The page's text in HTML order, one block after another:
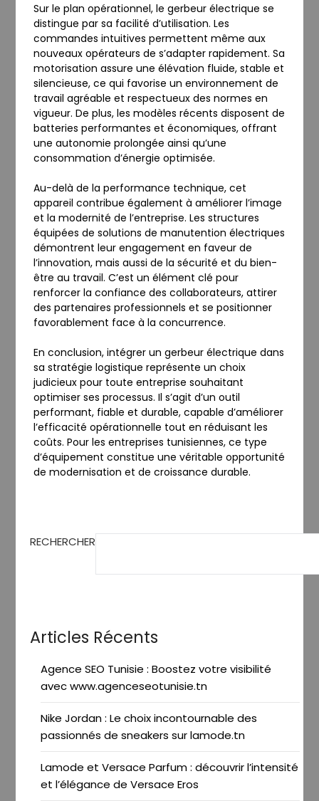
Sur le plan opérationnel, le gerbeur électrique se
distingue par sa facilité d’utilisation. Les
commandes intuitives permettent même aux
nouveaux opérateurs de s’adapter rapidement. Sa
motorisation assure une élévation fluide, stable et
silencieuse, ce qui favorise un environnement de
travail agréable et respectueux des normes en
vigueur. De plus, les modèles récents disposent de
batteries performantes et économiques, offrant
une autonomie prolongée ainsi qu’une
consommation d’énergie optimisée.
Au-delà de la performance technique, cet
appareil contribue également à améliorer l’image
et la modernité de l’entreprise. Les structures
équipées de solutions de manutention électriques
démontrent leur engagement en faveur de
l’innovation, mais aussi de la sécurité et du bien-
être au travail. C’est un élément clé pour
renforcer la confiance des collaborateurs, attirer
des partenaires professionnels et se positionner
favorablement face à la concurrence.
En conclusion, intégrer un gerbeur électrique dans
sa stratégie logistique représente un choix
judicieux pour toute entreprise souhaitant
optimiser ses processus. Il s’agit d’un outil
performant, fiable et durable, capable d’améliorer
l’efficacité opérationnelle tout en réduisant les
coûts. Pour les entreprises tunisiennes, ce type
d’équipement constitue une véritable opportunité
de modernisation et de croissance durable.
RECHERCHER
Articles Récents
Agence SEO Tunisie : Boostez votre visibilité
avec www.agenceseotunisie.tn
Nike Jordan : Le choix incontournable des
passionnés de sneakers sur lamode.tn
Lamode et Versace Parfum : découvrir l’intensité
et l’élégance de Versace Eros